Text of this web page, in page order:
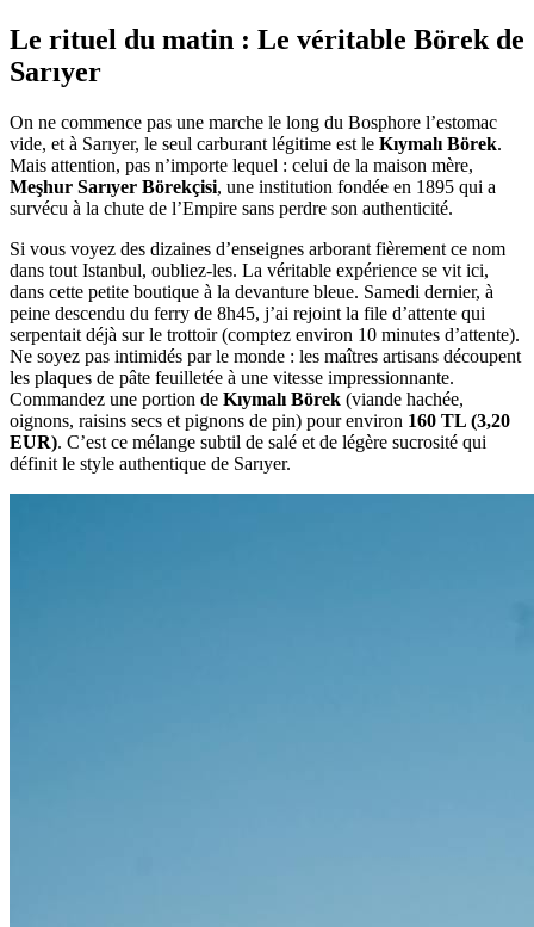
Le rituel du matin : Le véritable Börek de
Sarıyer
On ne commence pas une marche le long du Bosphore l’estomac
vide, et à Sarıyer, le seul carburant légitime est le Kıymalı Börek.
Mais attention, pas n’importe lequel : celui de la maison mère,
Meşhur Sarıyer Börekçisi, une institution fondée en 1895 qui a
survécu à la chute de l’Empire sans perdre son authenticité.
Si vous voyez des dizaines d’enseignes arborant fièrement ce nom
dans tout Istanbul, oubliez-les. La véritable expérience se vit ici,
dans cette petite boutique à la devanture bleue. Samedi dernier, à
peine descendu du ferry de 8h45, j’ai rejoint la file d’attente qui
serpentait déjà sur le trottoir (comptez environ 10 minutes d’attente).
Ne soyez pas intimidés par le monde : les maîtres artisans découpent
les plaques de pâte feuilletée à une vitesse impressionnante.
Commandez une portion de Kıymalı Börek (viande hachée,
oignons, raisins secs et pignons de pin) pour environ 160 TL (3,20
EUR). C’est ce mélange subtil de salé et de légère sucrosité qui
définit le style authentique de Sarıyer.